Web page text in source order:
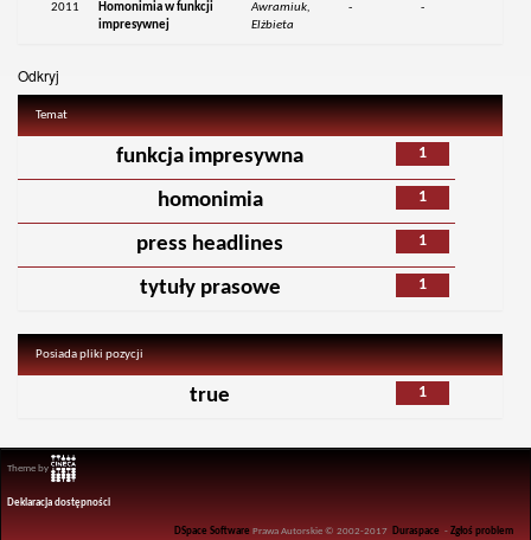
2011
Homonimia w funkcji
impresywnej
Awramiuk,
Elżbieta
- -
Odkryj
Temat
1
funkcja impresywna
1
homonimia
1
press headlines
1
tytuły prasowe
Posiada pliki pozycji
1
true
Theme by
Deklaracja dostępności
DSpace Software Prawa Autorskie © 2002-2017 Duraspace -Zgłoś problem